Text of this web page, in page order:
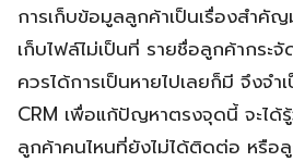
การเก็บข้อมูลลูกค้าเป็นเรื่องสำคั
เก็บไฟล์ไม่เป็นที่ รายชื่อลูกค้ากระจั
ควรได้การเป็นหายไปเลยก็มี จึงจำ
CRM เพื่อแก้ปัญหาตรงจุดนี้ จะได้
ลูกค้าคนไหนที่ยังไม่ได้ติดต่อ หรือ